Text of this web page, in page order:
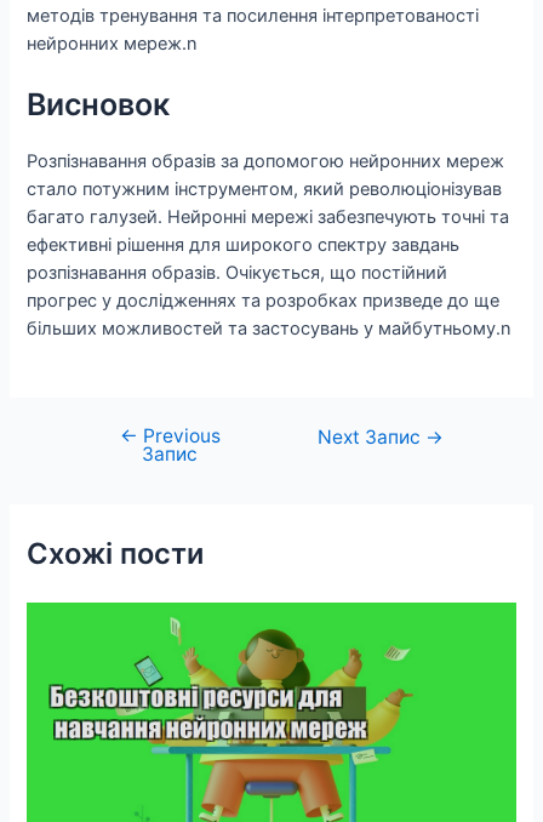
методів тренування та посилення інтерпретованості
нейронних мереж.n
Висновок
Розпізнавання образів за допомогою нейронних мереж
стало потужним інструментом, який революціонізував
багато галузей. Нейронні мережі забезпечують точні та
ефективні рішення для широкого спектру завдань
розпізнавання образів. Очікується, що постійний
прогрес у дослідженнях та розробках призведе до ще
більших можливостей та застосувань у майбутньому.n
Навігація
← Previous
Запис
Next Запис →
Схожі пости